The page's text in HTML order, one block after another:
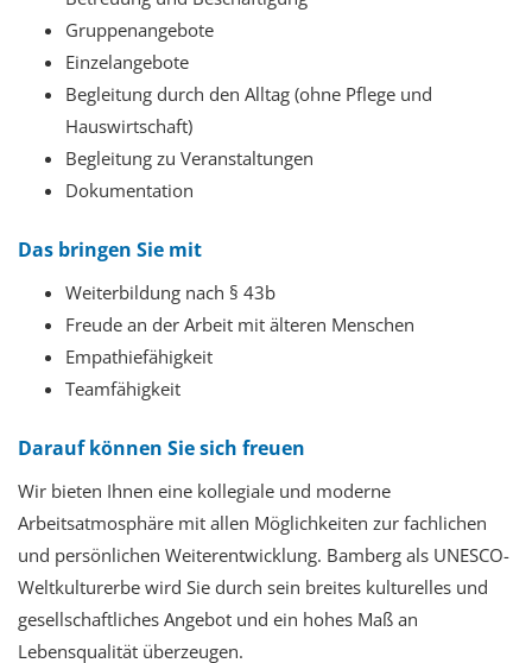
Gruppenangebote
Einzelangebote
Begleitung durch den Alltag (ohne Pflege und
Hauswirtschaft)
Begleitung zu Veranstaltungen
Dokumentation
Das bringen Sie mit
Weiterbildung nach § 43b
Freude an der Arbeit mit älteren Menschen
Empathiefähigkeit
Teamfähigkeit
Darauf können Sie sich freuen
Wir bieten Ihnen eine kollegiale und moderne
Arbeitsatmosphäre mit allen Möglichkeiten zur fachlichen
und persönlichen Weiterentwicklung. Bamberg als UNESCO-
Weltkulturerbe wird Sie durch sein breites kulturelles und
gesellschaftliches Angebot und ein hohes Maß an
Lebensqualität überzeugen.